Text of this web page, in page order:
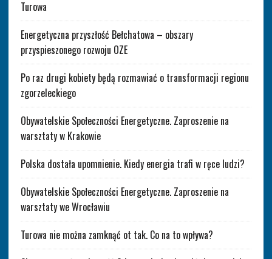
Turowa
Energetyczna przyszłość Bełchatowa – obszary
przyspieszonego rozwoju OZE
Po raz drugi kobiety będą rozmawiać o transformacji regionu
zgorzeleckiego
Obywatelskie Społeczności Energetyczne. Zaproszenie na
warsztaty w Krakowie
Polska dostała upomnienie. Kiedy energia trafi w ręce ludzi?
Obywatelskie Społeczności Energetyczne. Zaproszenie na
warsztaty we Wrocławiu
Turowa nie można zamknąć ot tak. Co na to wpływa?